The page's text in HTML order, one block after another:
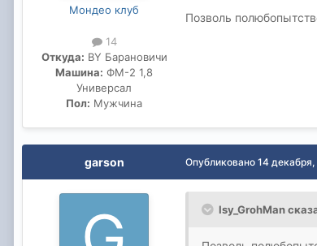
Мондео клуб
14
Откуда: BY Барановичи
Машина: ФМ-2 1,8
Универсал
Пол: Мужчина
Позволь
garson Опубликовано 14
Isy_GrohMan